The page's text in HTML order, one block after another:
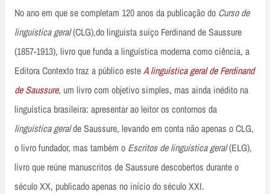
No ano em que se completam 120 anos da publicação do Curso de
linguística geral(CLG),do linguista suíço Ferdinand de Saussure
(1857-1913), livro que funda a linguística moderna como ciência, a
Editora Contexto traz a público esteA linguística geral de Ferdinand
de Saussure, um livro com objetivo simples, mas ainda inédito na
linguística brasileira: apresentar ao leitor os contornos da
linguística geralde Saussure, levando em conta não apenas o CLG,
o livro fundador, mas também o Escritos de linguística geral(ELG),
livro que reúne manuscritos de Saussure descobertos durante o
século XX, publicado apenas no início do século XXI.